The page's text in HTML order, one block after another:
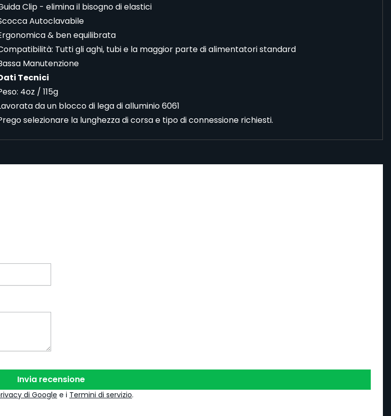
Clip - elimina il bisogno di elastici
Autoclavabile
& ben equilibrata
Tutti gli aghi, tubi e la maggior parte di alimentatori standard
Manutenzione
Tecnici
4oz / 115g
da un blocco di lega di alluminio 6061
selezionare la lunghezza di corsa e tipo di connessione richiesti.
Invia recensione
di Google e i Termini di servizio.